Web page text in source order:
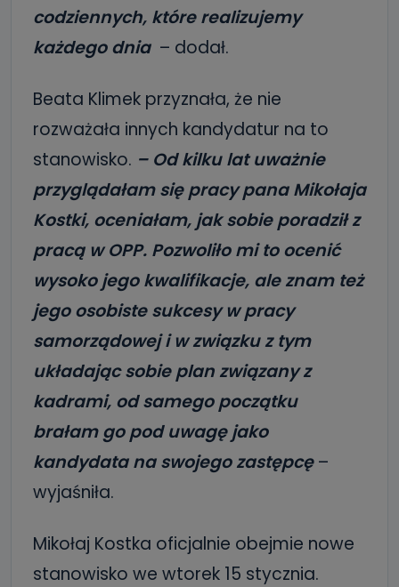
codziennych, które realizujemy
każdego dnia – dodał.
Beata Klimek przyznała, że nie
rozważała innych kandydatur na to
stanowisko. – Od kilku lat uważnie
przyglądałam się pracy pana Mikołaja
Kostki, oceniałam, jak sobie poradził z
pracą w OPP. Pozwoliło mi to ocenić
wysoko jego kwalifikacje, ale znam też
jego osobiste sukcesy w pracy
samorządowej i w związku z tym
układając sobie plan związany z
kadrami, od samego początku
brałam go pod uwagę jako
kandydata na swojego zastępcę–
wyjaśniła.
Mikołaj Kostka oficjalnie obejmie nowe
stanowisko we wtorek 15 stycznia.